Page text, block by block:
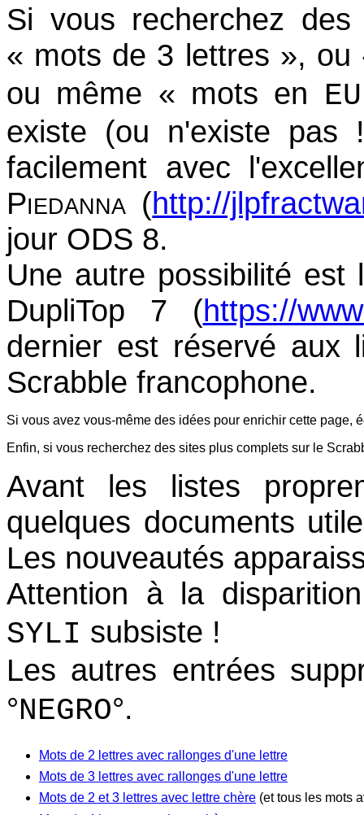
Si vous recherchez
« mots de 3 lettres »,
ou même « mots en
existe (ou n'existe pas
facilement avec
Piedanna (http://
jour ODS 8.
Une autre possibilité est
DupliTop 7 (https://
dernier est réservé aux
Scrabble francophone.
Si vous avez vous-même des idées pour enrichir cette page,
Enfin, si vous recherchez des sites plus complets sur le
Avant les listes
quelques documents
Les nouveautés
Attention à la
SYLI subsiste !
Les autres entrées
°NEGRO°.
Mots de 2 lettres avec rallonges d'une lettre
Mots de 3 lettres avec rallonges d'une lettre
Mots de 2 et 3 lettres avec lettre chère (et tous les mots